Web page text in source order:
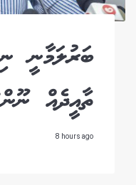
ބަރުލަމާނީ
ތާއީދެއް
8 hours ago